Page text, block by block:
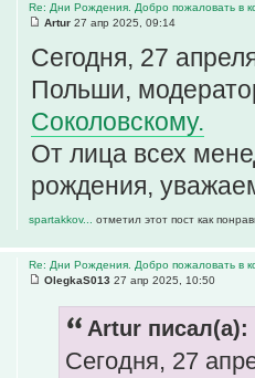
Re: Дни Рождения. Добро пожаловать в
Artur 27 апр 2025, 09:14
Сегодня, 27
Польши,
Соколовскому.
От лица всех
рождения,
spartakkov... отметил этот пост как
Re: Дни Рождения. Добро пожаловать в
OlegkaS013 27 апр 2025, 10:50
Artur писал(а):
Сегодня, 27